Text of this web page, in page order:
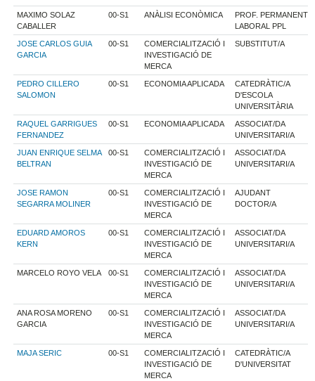
MAXIMO SOLAZ
CABALLER
00-S1 ANÀLISI ECONÒMICA
PROF. PERMANENT
LABORAL PPL
JOSE CARLOS GUIA
GARCIA
00-S1
COMERCIALITZACIÓ I
INVESTIGACIÓ DE
MERCA
SUBSTITUT/A
PEDRO CILLERO
SALOMON
00-S1 ECONOMIA APLICADA
CATEDRÀTIC/A
D'ESCOLA
UNIVERSITÀRIA
RAQUEL GARRIGUES
FERNANDEZ
00-S1 ECONOMIA APLICADA
ASSOCIAT/DA
UNIVERSITARI/A
JUAN ENRIQUE SELMA
BELTRAN
00-S1
COMERCIALITZACIÓ I
INVESTIGACIÓ DE
MERCA
ASSOCIAT/DA
UNIVERSITARI/A
JOSE RAMON
SEGARRA MOLINER
00-S1
COMERCIALITZACIÓ I
INVESTIGACIÓ DE
MERCA
AJUDANT
DOCTOR/A
EDUARD AMOROS
KERN
00-S1
COMERCIALITZACIÓ I
INVESTIGACIÓ DE
MERCA
ASSOCIAT/DA
UNIVERSITARI/A
MARCELO ROYO VELA 00-S1
COMERCIALITZACIÓ I
INVESTIGACIÓ DE
MERCA
ASSOCIAT/DA
UNIVERSITARI/A
ANA ROSA MORENO
GARCIA
00-S1
COMERCIALITZACIÓ I
INVESTIGACIÓ DE
MERCA
ASSOCIAT/DA
UNIVERSITARI/A
MAJA SERIC 00-S1
COMERCIALITZACIÓ I
INVESTIGACIÓ DE
MERCA
CATEDRÀTIC/A
D'UNIVERSITAT